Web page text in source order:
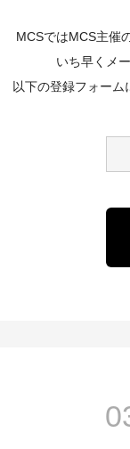
MCSではMCS主催
いち早くメ
以下の登録フォーム